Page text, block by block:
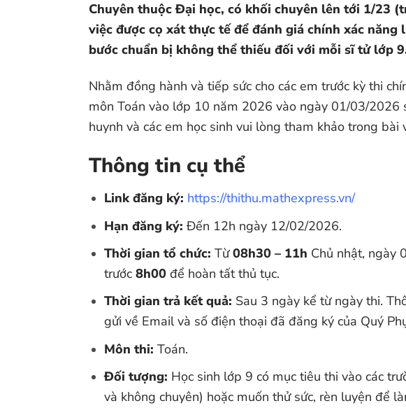
Chuyên thuộc Đại học, có khối chuyên lên tới 1/23
việc được cọ xát thực tế để đánh giá chính xác
bước chuẩn bị không thể thiếu đối với mỗi sĩ tử lớp
Nhằm đồng hành và tiếp sức cho các em trước kỳ thi
môn Toán vào lớp 10 năm 2026 vào ngày 01/03/2026
huynh và các em học sinh vui lòng tham khảo trong bài
Thông tin cụ thể
Link đăng ký: https://thithu.mathexpress.vn/
Hạn đăng ký: Đến 12h ngày 12/02/2026.
Thời gian tổ chức: Từ08h30 – 11h Chủ nhật, ngày
trước8h00 để hoàn tất thủ tục.
Thời gian trả kết quả: Sau 3 ngày kể từ ngày thi.
gửi về Email và số điện thoại đã đăng ký của Quý
Môn thi: Toán.
Đối tượng: Học sinh lớp 9 có mục tiêu thi vào các
và không chuyên) hoặc muốn thử sức, rèn luyện để